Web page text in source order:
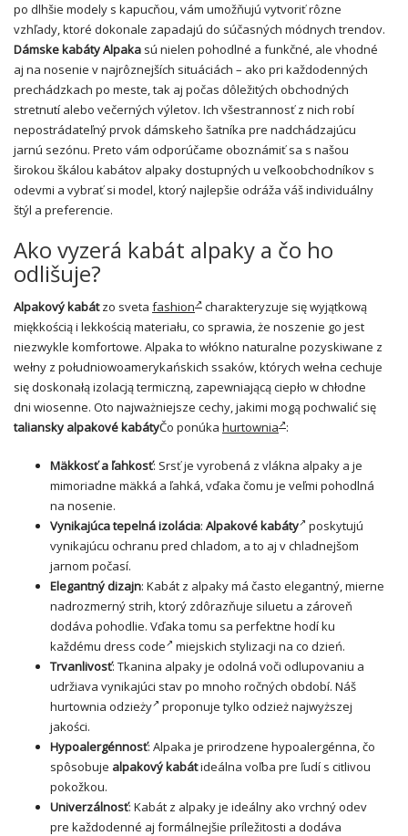
po dlhšie modely s kapucňou, vám umožňujú vytvoriť rôzne
vzhľady, ktoré dokonale zapadajú do súčasných módnych trendov.
Dámske kabáty Alpaka sú nielen pohodlné a funkčné, ale vhodné
aj na nosenie v najrôznejších situáciách – ako pri každodenných
prechádzkach po meste, tak aj počas dôležitých obchodných
stretnutí alebo večerných výletov. Ich všestrannosť z nich robí
nepostrádateľný prvok dámskeho šatníka pre nadchádzajúcu
jarnú sezónu. Preto vám odporúčame oboznámiť sa s našou
širokou škálou kabátov alpaky dostupných u veľkoobchodníkov s
odevmi a vybrať si model, ktorý najlepšie odráža váš individuálny
štýl a preferencie.
Ako vyzerá kabát alpaky a čo ho
odlišuje?
Alpakový kabátzo sveta fashion
charakteryzuje się wyjątkową
miękkością i lekkością materiału, co sprawia, że noszenie go jest
niezwykle komfortowe. Alpaka to włókno naturalne pozyskiwane z
wełny z południowoamerykańskich ssaków, których wełna cechuje
się doskonałą izolacją termiczną, zapewniającą ciepło w chłodne
dni wiosenne. Oto najważniejsze cechy, jakimi mogą pochwalić się
taliansky alpakové kabátyČo ponúka hurtownia :
Mäkkosť a ľahkosť: Srsť je vyrobená z vlákna alpaky a je
mimoriadne mäkká a ľahká, vďaka čomu je veľmi pohodlná
na nosenie.
Vynikajúca tepelná izolácia: Alpakové kabáty
poskytujú
vynikajúcu ochranu pred chladom, a to aj v chladnejšom
jarnom počasí.
Elegantný dizajn: Kabát z alpaky má často elegantný, mierne
nadrozmerný strih, ktorý zdôrazňuje siluetu a zároveň
dodáva pohodlie. Vďaka tomu sa perfektne hodí ku
každému dress code
miejskich stylizacji na co dzień.
Trvanlivosť: Tkanina alpaky je odolná voči odlupovaniu a
udržiava vynikajúci stav po mnoho ročných období. Náš
hurtownia odzieży
proponuje tylko odzież najwyższej
jakości.
Hypoalergénnosť: Alpaka je prirodzene hypoalergénna, čo
spôsobuje alpakový kabátideálna voľba pre ľudí s citlivou
pokožkou.
Univerzálnosť: Kabát z alpaky je ideálny ako vrchný odev
pre každodenné aj formálnejšie príležitosti a dodáva